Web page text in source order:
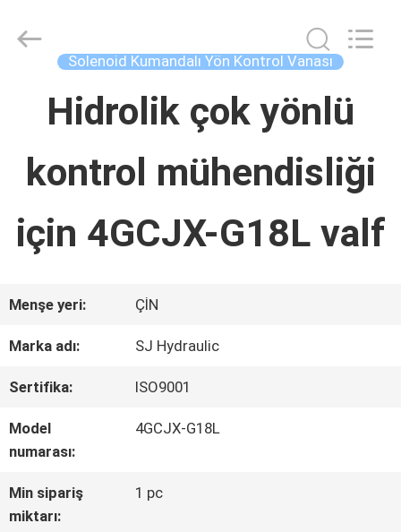
ÜRÜN:%
FABRIKA
TURU
KALITE
KONTROL
Online
Market.
Solenoid Kumandalı Yön Kontrol Vanası
Hidrolik çok yönlü
kontrol mühendisliği
için 4GCJX-G18L valf
Menşe yeri: ÇİN
Marka adı: SJ Hydraulic
Sertifika: ISO9001
Model
numarası:
4GCJX-G18L
Min sipariş
miktarı:
1 pc